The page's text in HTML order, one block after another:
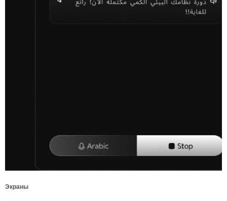
Экраны